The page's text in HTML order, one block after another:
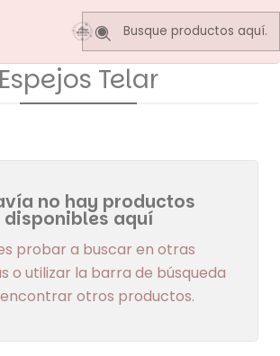
Decorativos Espejos Telar
Espejos Telar
no hay productos
disponibles aquí
probar a buscar en otras
o utilizar la barra de búsqueda
otros productos.